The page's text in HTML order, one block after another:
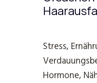
Stress,
Hormone,